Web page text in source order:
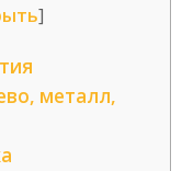
]
металл,